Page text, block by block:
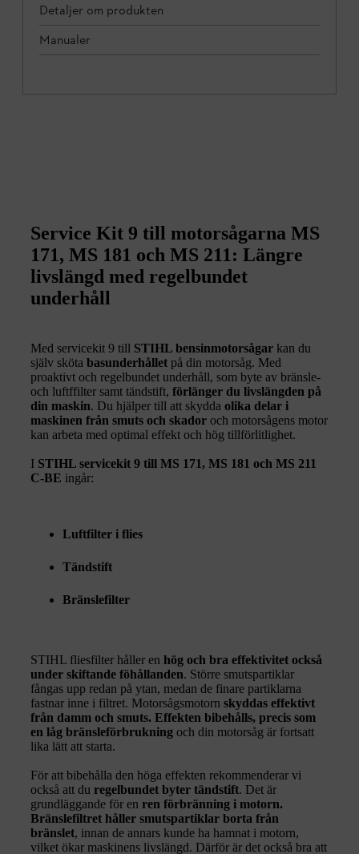
Detaljer om produkten
Manualer
Service Kit 9 till motorsågarna MS
171, MS 181 och MS 211: Längre
livslängd med regelbundet
underhåll
Med servicekit 9 till STIHL bensinmotorsågar kan du
själv sköta basunderhållet på din motorsåg. Med
proaktivt och regelbundet underhåll, som byte av bränsle-
och luftffilter samt tändstift, förlänger du livslängden på
din maskin. Du hjälper till att skydda olika delar i
maskinen från smuts och skador och motorsågens motor
kan arbeta med optimal effekt och hög tillförlitlighet.
I STIHL servicekit 9 till MS 171, MS 181 och MS 211
C-BE ingår:
Luftfilter i flies
Tändstift
Bränslefilter
STIHL fliesfilter håller en hög och bra effektivitet också
under skiftande föhållanden. Större smutspartiklar
fångas upp redan på ytan, medan de finare partiklarna
fastnar inne i filtret. Motorsågsmotorn skyddas effektivt
från damm och smuts. Effekten bibehålls, precis som
en låg bränsleförbrukning och din motorsåg är fortsatt
lika lätt att starta.
För att bibehålla den höga effekten rekommenderar vi
också att du regelbundet byter tändstift. Det är
grundläggande för en ren förbränning i motorn.
Bränslefiltret håller smutspartiklar borta från
bränslet, innan de annars kunde ha hamnat i motorn,
vilket ökar maskinens livslängd. Därför är det också bra att